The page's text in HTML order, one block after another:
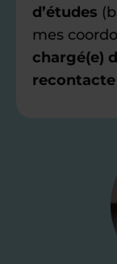
d’études
mes
chargé(e)
Je